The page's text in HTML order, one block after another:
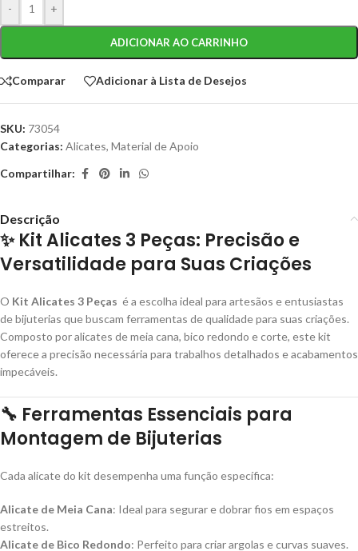
- +
ADICIONAR AO CARRINHO
Comparar Adicionar à Lista de Desejos
SKU: 73054
Categorias: Alicates, Material de Apoio
Compartilhar:
Descrição
✨Kit Alicates 3 Peças: Precisão e
Versatilidade para Suas Criações
O Kit Alicates 3 Peças é a escolha ideal para artesãos e entusiastas
de bijuterias que buscam ferramentas de qualidade para suas criações.
Composto por alicates de meia cana, bico redondo e corte, este kit
oferece a precisão necessária para trabalhos detalhados e acabamentos
impecáveis.
🔧 Ferramentas Essenciais para
Montagem de Bijuterias
Cada alicate do kit desempenha uma função específica:
Alicate de Meia Cana: Ideal para segurar e dobrar fios em espaços
estreitos.
Alicate de Bico Redondo: Perfeito para criar argolas e curvas suaves.